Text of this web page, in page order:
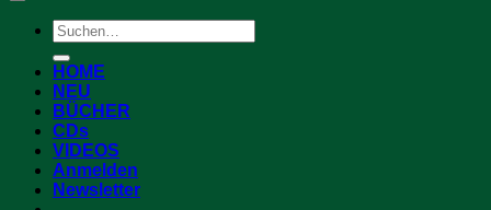
Suchen
nach:
HOME
NEU
BÜCHER
CDs
VIDEOS
Anmelden
Newsletter